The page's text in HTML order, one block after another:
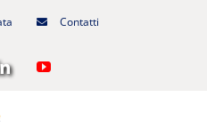
Contatti
LinkedInYouTube